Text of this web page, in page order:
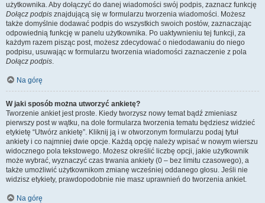
użytkownika. Aby dołączyć do danej wiadomości swój podpis, zaznacz funkcję
Dołącz podpis znajdującą się w formularzu tworzenia wiadomości. Możesz
także domyślnie dodawać podpis do wszystkich swoich postów, zaznaczając
odpowiednią funkcję w panelu użytkownika. Po uaktywnieniu tej funkcji, za
każdym razem pisząc post, możesz zdecydować o niedodawaniu do niego
podpisu, usuwając w formularzu tworzenia wiadomości zaznaczenie z pola
Dołącz podpis.
Na górę
W jaki sposób można utworzyć ankietę?
Tworzenie ankiet jest proste. Kiedy tworzysz nowy temat bądź zmieniasz
pierwszy post w wątku, na dole formularza tworzenia tematu będziesz widzieć
etykietę “Utwórz ankietę”. Kliknij ją i w otworzonym formularzu podaj tytuł
ankiety i co najmniej dwie opcje. Każdą opcję należy wpisać w nowym wierszu
widocznego pola tekstowego. Możesz określić liczbę opcji, jakie użytkownik
może wybrać, wyznaczyć czas trwania ankiety (0 – bez limitu czasowego), a
także umożliwić użytkownikom zmianę wcześniej oddanego głosu. Jeśli nie
widzisz etykiety, prawdopodobnie nie masz uprawnień do tworzenia ankiet.
Na górę